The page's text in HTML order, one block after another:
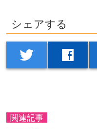
シェアする
twitter facebook
関連記事